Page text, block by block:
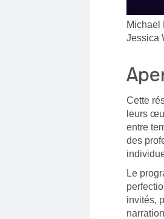
Michael
Jessica
Cette
leurs
entre
des
Le
invités,